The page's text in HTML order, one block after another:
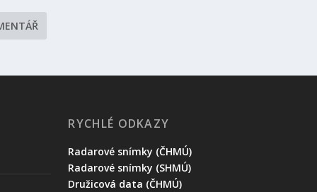
RYCHLÉ ODKAZY
Radarové snímky (ČHMÚ)
Radarové snímky (SHMÚ)
Družicová data (ČHMÚ)